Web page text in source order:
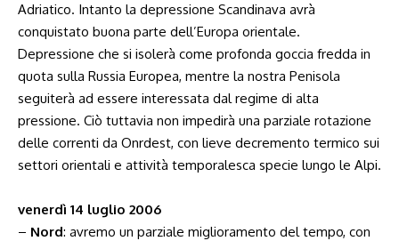
Adriatico. Intanto la depressione Scandinava avrà
conquistato buona parte dell’Europa orientale.
Depressione che si isolerà come profonda goccia fredda in
quota sulla Russia Europea, mentre la nostra Penisola
seguiterà ad essere interessata dal regime di alta
pressione. Ciò tuttavia non impedirà una parziale rotazione
delle correnti da Onrdest, con lieve decremento termico sui
settori orientali e attività temporalesca specie lungo le Alpi.
venerdì 14 luglio 2006
– Nord: avremo un parziale miglioramento del tempo, con